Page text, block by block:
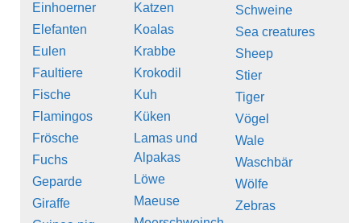
Einhoerner
Elefanten
Eulen
Faultiere
Fische
Flamingos
Frösche
Fuchs
Geparde
Giraffe
Katzen
Koalas
Krabbe
Krokodil
Kuh
Küken
Lamas und
Alpakas
Löwe
Maeuse
Schweine
Sea creatures
Sheep
Stier
Tiger
Vögel
Wale
Waschbär
Wölfe
Zebras